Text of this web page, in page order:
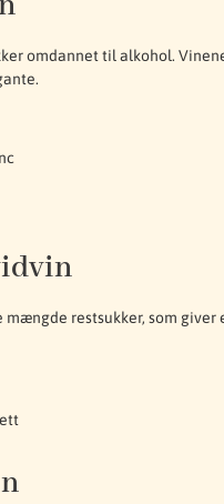
omdannet til alkohol.
mængde restsukker, som giver